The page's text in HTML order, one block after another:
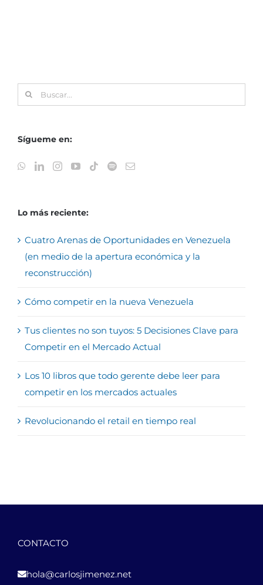
Buscar:
Sígueme en:
Lo más reciente:
Cuatro Arenas de Oportunidades en Venezuela
(en medio de la apertura económica y la
reconstrucción)
Cómo competir en la nueva Venezuela
Tus clientes no son tuyos: 5 Decisiones Clave para
Competir en el Mercado Actual
Los 10 libros que todo gerente debe leer para
competir en los mercados actuales
Revolucionando el retail en tiempo real
CONTACTO
hola@carlosjimenez.net